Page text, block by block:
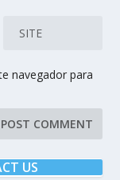
navegador para
US